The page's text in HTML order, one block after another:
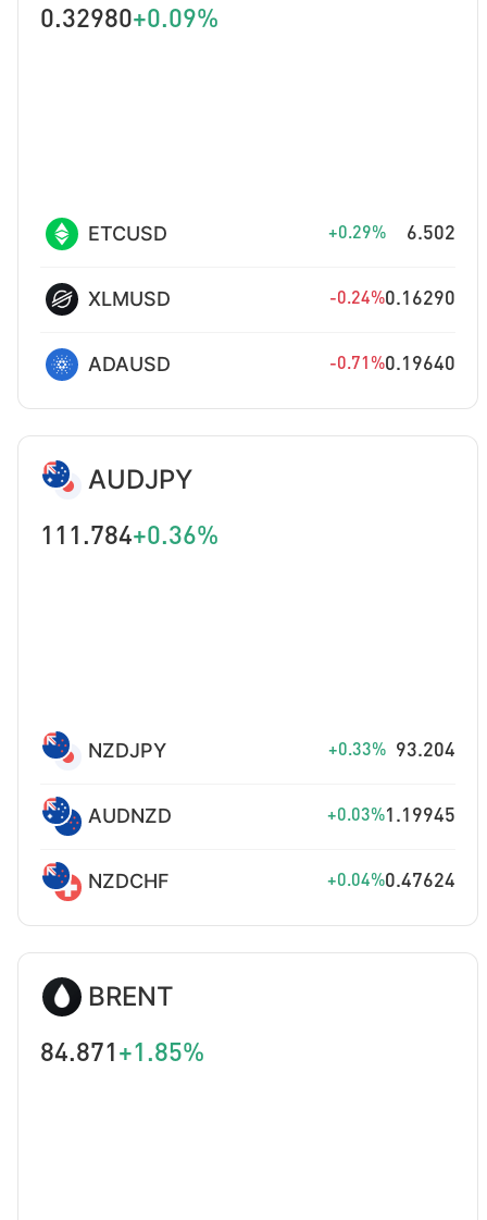
0.32980+0.09%
ETCUSD +0.29% 6.502
XLMUSD -0.24%0.16290
ADAUSD -0.71%0.19640
AUDJPY
111.784+0.36%
NZDJPY +0.33% 93.204
AUDNZD +0.03%1.19945
NZDCHF +0.04%0.47624
BRENT
84.871 +1.85%